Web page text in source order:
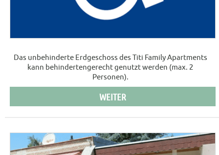
Das unbehinderte Erdgeschoss des Titi Family Apartments
kann behindertengerecht genutzt werden (max. 2
Personen).
WEITER